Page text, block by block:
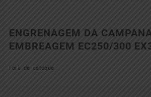
ENGRENAGEM DA
EMBREAGEM EC250/300
Fora de estoque